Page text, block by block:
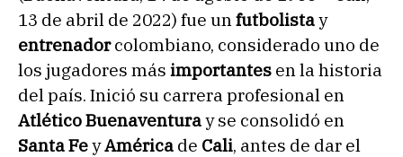
13 de abril de 2022) fue un futbolistay
entrenadorcolombiano, considerado uno de
los jugadores más importantes en la historia
del país. Inició su carrera profesional en
Atlético Buenaventuray se consolidó en
Santa FeyAmérica de Cali, antes de dar el